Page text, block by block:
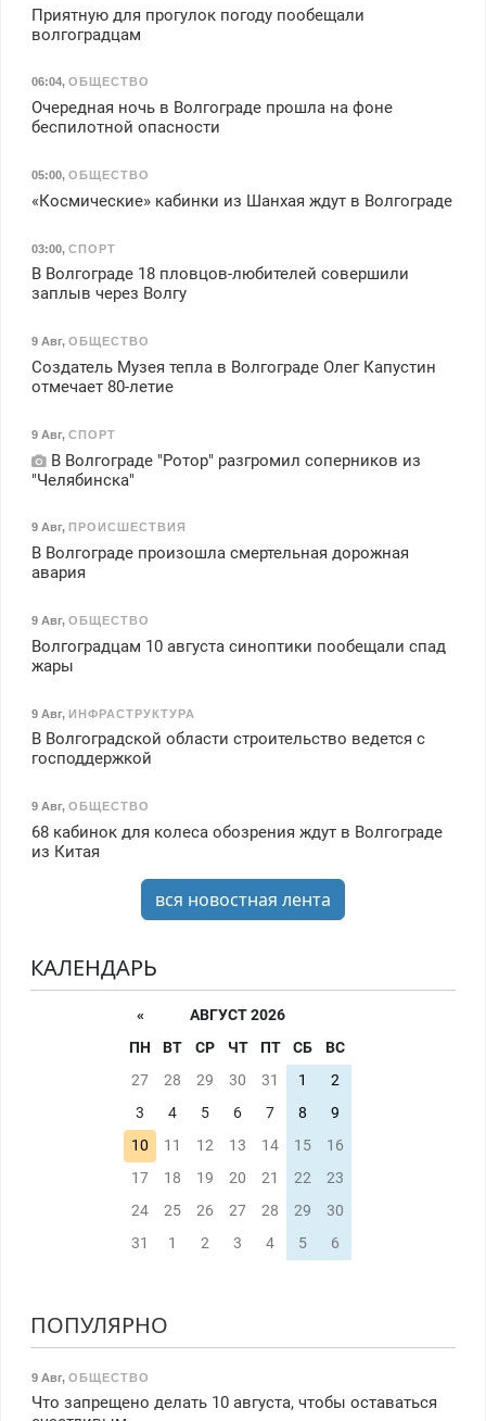
Приятную для прогулок погоду пообещали
волгоградцам
06:04, ОБЩЕСТВО
Очередная ночь в Волгограде прошла на фоне
беспилотной опасности
05:00, ОБЩЕСТВО
«Космические» кабинки из Шанхая ждут в Волгограде
03:00, СПОРТ
В Волгограде 18 пловцов-любителей совершили
заплыв через Волгу
9 Авг, ОБЩЕСТВО
Создатель Музея тепла в Волгограде Олег Капустин
отмечает 80-летие
9 Авг, СПОРТ
В Волгограде "Ротор" разгромил соперников из
"Челябинска"
9 Авг, ПРОИСШЕСТВИЯ
В Волгограде произошла смертельная дорожная
авария
9 Авг, ОБЩЕСТВО
Волгоградцам 10 августа синоптики пообещали спад
жары
9 Авг, ИНФРАСТРУКТУРА
В Волгоградской области строительство ведется с
господдержкой
9 Авг, ОБЩЕСТВО
68 кабинок для колеса обозрения ждут в Волгограде
из Китая
вся новостная лента
КАЛЕНДАРЬ
«
АВГУСТ 2026
ПН
ВТ СР ЧТ ПТ СБ
ВС
27
28 29 30 31 1
2
3
4 5 6 7 8
9
10
11 12 13 14 15
16
17
18 19 20 21 22
23
24
25 26 27 28 29
30
31
1 2 3 4 5 6
ПОПУЛЯРНО
9 Авг, ОБЩЕСТВО
Что запрещено делать 10 августа, чтобы оставаться